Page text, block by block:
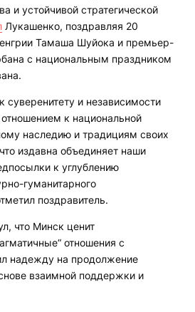
и устойчивой стратегической
Лукашенко, поздравляя 20
Тамаша Шуйока и премьер-
с национальным праздником
суверенитету и независимости
к национальной
наследию и традициям своих
издавна объединяет наши
к углублению
гуманитарного
поздравитель.
что Минск ценит
отношения с
надежду на продолжение
взаимной поддержки и